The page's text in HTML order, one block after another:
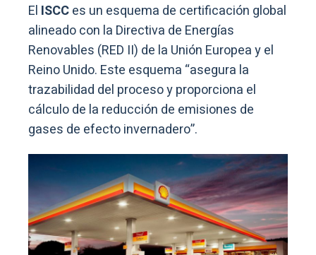
El ISCCes un esquema de certificación global
alineado con la Directiva de Energías
Renovables (RED II) de la Unión Europea y el
Reino Unido. Este esquema “asegura la
trazabilidad del proceso y proporciona el
cálculo de la reducción de emisiones de
gases de efecto invernadero”.